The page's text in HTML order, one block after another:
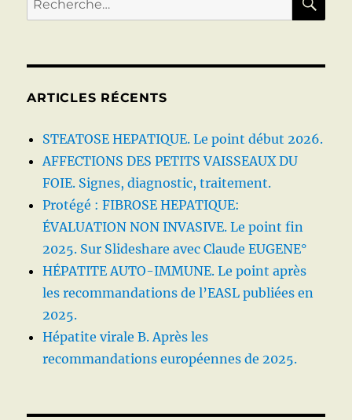
pour :
ARTICLES RÉCENTS
STEATOSE HEPATIQUE. Le point début 2026.
AFFECTIONS DES PETITS VAISSEAUX DU
FOIE. Signes, diagnostic, traitement.
Protégé : FIBROSE HEPATIQUE:
ÉVALUATION NON INVASIVE. Le point fin
2025. Sur Slideshare avec Claude EUGENE°
HÉPATITE AUTO-IMMUNE. Le point après
les recommandations de l’EASL publiées en
2025.
Hépatite virale B. Après les
recommandations européennes de 2025.